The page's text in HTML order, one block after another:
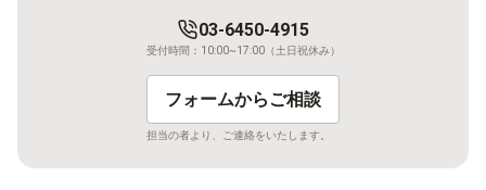
03-6450-4915
受付時間：10:00~17:00（土日祝休み）
フォームからご相談
担当の者より、ご連絡をいたします。